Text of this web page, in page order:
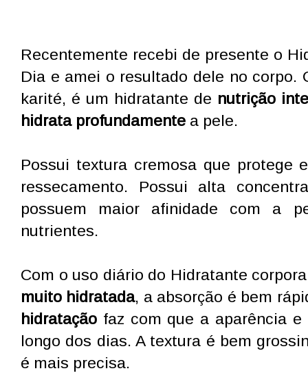
Recentemente recebi de presente o
Dia e amei o resultado dele no corpo.
karité, é um hidratante de nutrição
hidrata profundamente a pele.
Possui textura cremosa que protege
ressecamento. Possui alta
possuem maior afinidade com a
nutrientes.
Com o uso diário do Hidratante
muito hidratada, a absorção é bem
hidratação faz com que a aparência
longo dos dias. A textura é bem
é mais precisa.